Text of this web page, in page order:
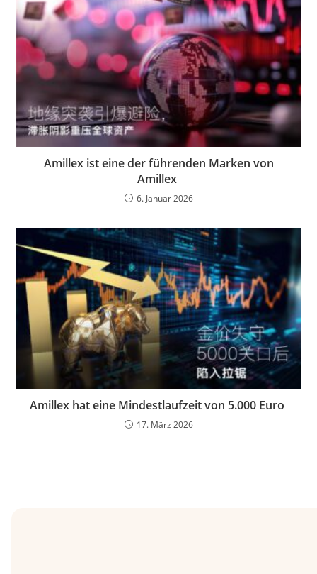
Amillex ist eine der führenden Marken von
Amillex
6. Januar 2026
Amillex hat eine Mindestlaufzeit von 5.000 Euro
17. März 2026